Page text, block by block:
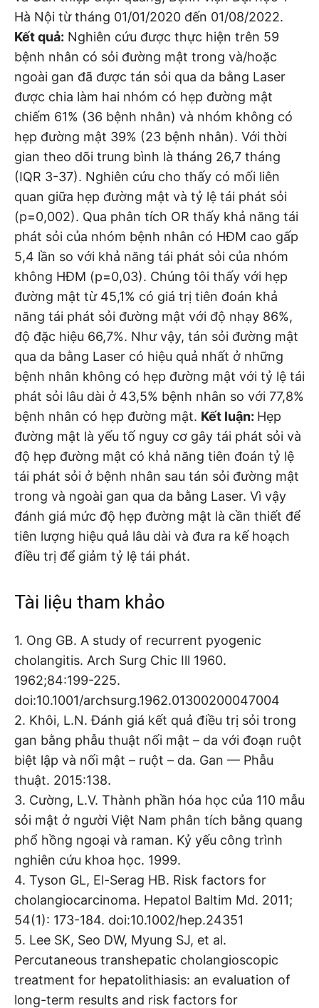
Hà Nội từ tháng 01/01/2020 đến 01/08/2022.
Kết quả: Nghiên cứu được thực hiện trên 59
bệnh nhân có sỏi đường mật trong và/hoặc
ngoài gan đã được tán sỏi qua da bằng Laser
được chia làm hai nhóm có hẹp đường mật
chiếm 61% (36 bệnh nhân) và nhóm không có
hẹp đường mật 39% (23 bệnh nhân). Với thời
gian theo dõi trung bình là tháng 26,7 tháng
(IQR 3-37). Nghiên cứu cho thấy có mối liên
quan giữa hẹp đường mật và tỷ lệ tái phát sỏi
(p=0,002). Qua phân tích OR thấy khả năng tái
phát sỏi của nhóm bệnh nhân có HĐM cao gấp
5,4 lần so với khả năng tái phát sỏi của nhóm
không HĐM (p=0,03). Chúng tôi thấy với hẹp
đường mật từ 45,1% có giá trị tiên đoán khả
năng tái phát sỏi đường mật với độ nhạy 86%,
độ đặc hiệu 66,7%. Như vậy, tán sỏi đường mật
qua da bằng Laser có hiệu quả nhất ở những
bệnh nhân không có hẹp đường mật với tỷ lệ tái
phát sỏi lâu dài ở 43,5% bệnh nhân so với 77,8%
bệnh nhân có hẹp đường mật. Kết luận: Hẹp
đường mật là yếu tố nguy cơ gây tái phát sỏi và
độ hẹp đường mật có khả năng tiên đoán tỷ lệ
tái phát sỏi ở bệnh nhân sau tán sỏi đường mật
trong và ngoài gan qua da bằng Laser. Vì vậy
đánh giá mức độ hẹp đường mật là cần thiết để
tiên lượng hiệu quả lâu dài và đưa ra kế hoạch
điều trị để giảm tỷ lệ tái phát.
Tài liệu tham khảo
1. Ong GB. A study of recurrent pyogenic
cholangitis. Arch Surg Chic Ill 1960.
1962;84:199-225.
doi:10.1001/archsurg.1962.01300200047004
2. Khôi, L.N. Đánh giá kết quả điều trị sỏi trong
gan bằng phẫu thuật nối mật – da với đoạn ruột
biệt lập và nối mật – ruột – da. Gan — Phẫu
thuật. 2015:138.
3. Cường, L.V. Thành phần hóa học của 110 mẫu
sỏi mật ở người Việt Nam phân tích bằng quang
phổ hồng ngoại và raman. Kỷ yếu công trình
nghiên cứu khoa học. 1999.
4. Tyson GL, El-Serag HB. Risk factors for
cholangiocarcinoma. Hepatol Baltim Md. 2011;
54(1): 173-184. doi:10.1002/hep.24351
5. Lee SK, Seo DW, Myung SJ, et al.
Percutaneous transhepatic cholangioscopic
treatment for hepatolithiasis: an evaluation of
long-term results and risk factors for